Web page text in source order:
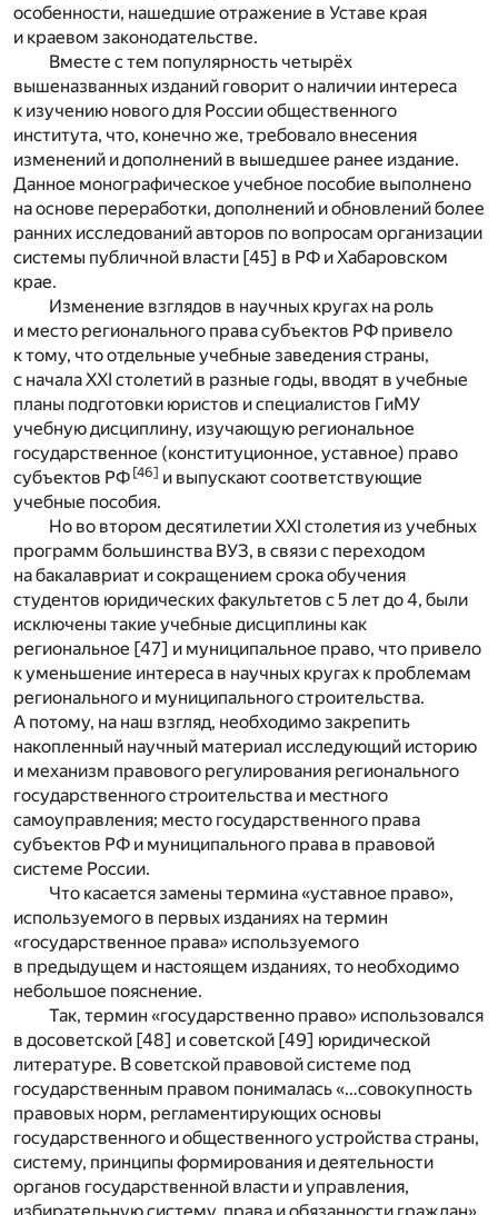
особенности, нашедшие отражение в Уставе края
и краевом законодательстве.
Вместе с тем популярность четырёх
вышеназванных изданий говорит о наличии интереса
к изучению нового для России общественного
института, что, конечно же, требовало внесения
изменений и дополнений в вышедшее ранее издание.
Данное монографическое учебное пособие выполнено
на основе переработки, дополнений и обновлений более
ранних исследований авторов по вопросам организации
системы публичной власти [45] в РФ и Хабаровском
крае.
Изменение взглядов в научных кругах на роль
и место регионального права субъектов РФ привело
к тому, что отдельные учебные заведения страны,
с начала XXI столетий в разные годы, вводят в учебные
планы подготовки юристов и специалистов ГиМУ
учебную дисциплину, изучающую региональное
государственное (конституционное, уставное) право
субъектов РФ [46] и выпускают соответствующие
учебные пособия.
Но во втором десятилетии XXI столетия из учебных
программ большинства ВУЗ, в связи с переходом
на бакалавриат и сокращением срока обучения
студентов юридических факультетов с 5 лет до 4, были
исключены такие учебные дисциплины как
региональное [47] и муниципальное право, что привело
к уменьшение интереса в научных кругах к проблемам
регионального и муниципального строительства.
А потому, на наш взгляд, необходимо закрепить
накопленный научный материал исследующий историю
и механизм правового регулирования регионального
государственного строительства и местного
самоуправления; место государственного права
субъектов РФ и муниципального права в правовой
системе России.
Что касается замены термина «уставное право»,
используемого в первых изданиях на термин
«государственное права» используемого
в предыдущем и настоящем изданиях, то необходимо
небольшое пояснение.
Так, термин «государственно право» использовался
в досоветской [48] и советской [49] юридической
литературе. В советской правовой системе под
государственным правом понималась «…совокупность
правовых норм, регламентирующих основы
государственного и общественного устройства страны,
систему, принципы формирования и деятельности
органов государственной власти и управления,